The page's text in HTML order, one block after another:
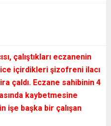
çalıştıkları eczanenin
içirdikleri şizofreni ilacı
çaldı. Eczane sahibinin 4
kaybetmesine
işe başka bir çalışan